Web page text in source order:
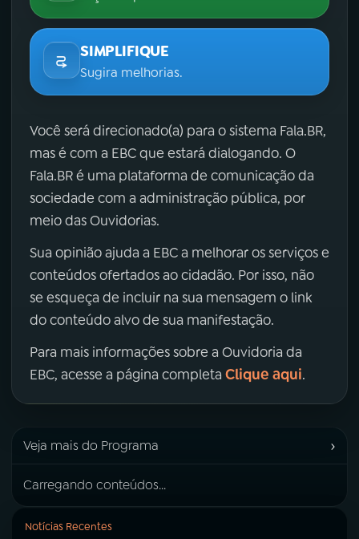
SIMPLIFIQUE
Sugira melhorias.
Você será direcionado(a) para o sistema Fala.BR,
mas é com a EBC que estará dialogando. O
Fala.BR é uma plataforma de comunicação da
sociedade com a administração pública, por
meio das Ouvidorias.
Sua opinião ajuda a EBC a melhorar os serviços e
conteúdos ofertados ao cidadão. Por isso, não
se esqueça de incluir na sua mensagem o link
do conteúdo alvo de sua manifestação.
Para mais informações sobre a Ouvidoria da
EBC, acesse a página completa Clique aqui.
Veja mais do Programa ›
Carregando conteúdos...
Notícias Recentes